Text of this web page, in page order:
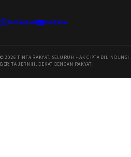
Instagram YouTube
©2026 TINTA RAKYAT. SELURUH HAK CIPTA DILINDUNGI.
BERITA JERNIH, DEKAT DENGAN RAKYAT.